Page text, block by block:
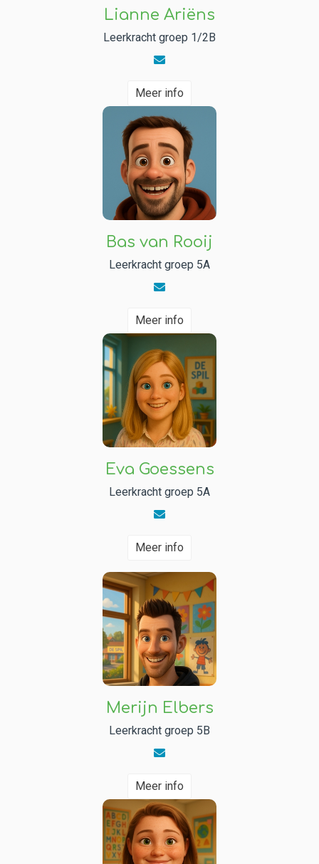
Lianne Ariëns
Leerkracht groep 1/2B
Meer info
Bas van Rooij
Leerkracht groep 5A
Meer info
Eva Goessens
Leerkracht groep 5A
Meer info
Merijn Elbers
Leerkracht groep 5B
Meer info